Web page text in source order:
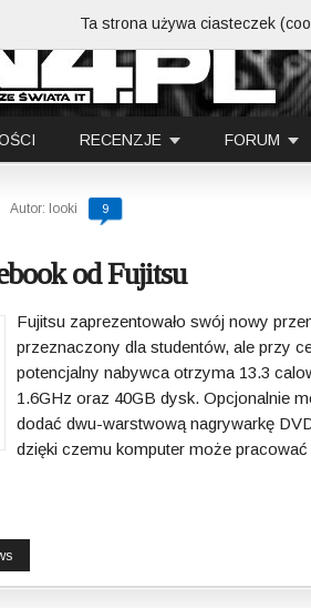
RECENZJE FORUM
Autor: looki 9
od Fujitsu
Fujitsu zaprezentowało swój nowy
przeznaczony dla studentów, ale przy
potencjalny nabywca otrzyma 13.3
1.6GHz oraz 40GB dysk. Opcjonalnie
dodać dwu-warstwową nagrywarkę
dzięki czemu komputer może
Ta strona używa ciasteczek